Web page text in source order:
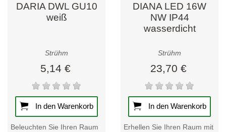
DARIA DWL GU10
weiß
Strühm
5,14 €
In den Warenkorb
Beleuchten Sie Ihren Raum
DIANA LED 16W
NW IP44
wasserdicht
Strühm
23,70 €
In den Warenkorb
Erhellen Sie Ihren Raum mit